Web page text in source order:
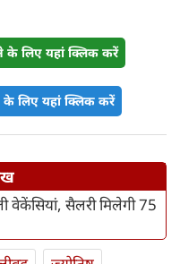
के लिए यहां क्लिक करें
के लिए यहां क्लिक करें
सैलरी मिलेगी 75